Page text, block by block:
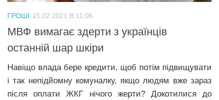
Трагедії
Курйози
Суспільство
Шоу-біз
#Війна
ГРОШІ 15.02.2021 В 11:06
МВФ вимагає здерти з українців
останній шар шкіри
Навіщо влада бере кредити, щоб потім підвищувати
і так непідйомну комуналку, якщо людям вже зараз
після оплати ЖКГ нічого жерти? Докотилися до